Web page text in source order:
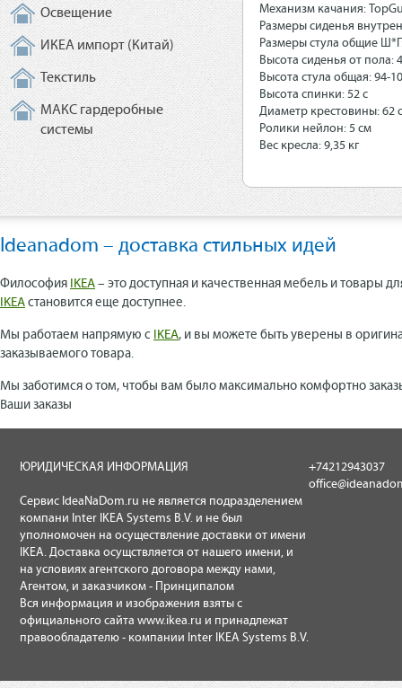
Освещение
ИКЕА импорт (Китай)
Текстиль
МАКС гардеробные
системы
Механизм качания:
Размеры сиденья
Размеры стула общие
Высота сиденья от пола:
Высота стула общая: 94-
Высота спинки: 52 с
Диаметр крестовины: 62
Ролики нейлон: 5 см
Вес кресла: 9,35 кг
Ideanadom – доставка стильных идей
Философия IKEA – это доступная и качественная мебель и товары
IKEA становится еще доступнее.
Мы работаем напрямую с IKEA, и вы можете быть уверены в
заказываемого товара.
Мы заботимся о том, чтобы вам было максимально комфортно
Ваши заказы
ЮРИДИЧЕСКАЯ ИНФОРМАЦИЯ
Сервис IdeaNaDom.ru не является подразделением
компани Inter IKEA Systems B.V. и не был
уполномочен на осуществление доставки от имени
IKEA. Доставка осущствляется от нашего имени, и
на условиях агентского договора между нами,
Агентом, и заказчиком - Принципалом
Вся информация и изображения взяты с
официального сайта www.ikea.ru и принадлежат
правообладателю - компании Inter IKEA Systems B.V.
+74212943037